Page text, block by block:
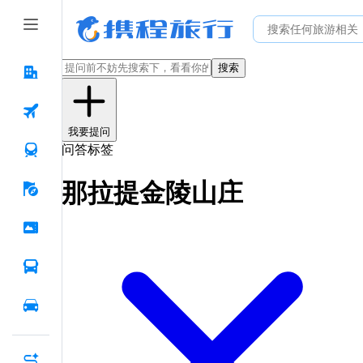
搜索
我要提问
问答标签
那拉提金陵山庄